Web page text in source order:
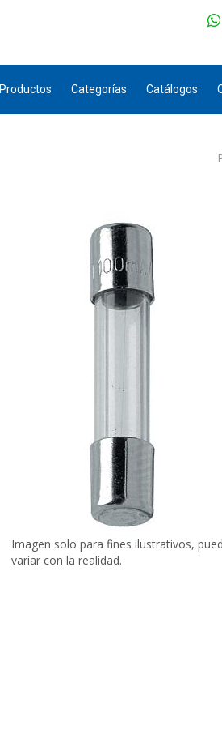
Productos Categorías Catálogos
Imagen solo para fines ilustrativos,
variar con la realidad.